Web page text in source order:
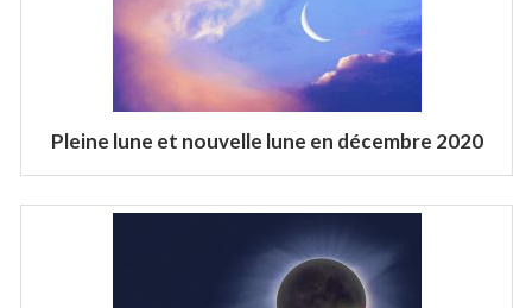
Pleine lune et nouvelle lune en décembre 2020